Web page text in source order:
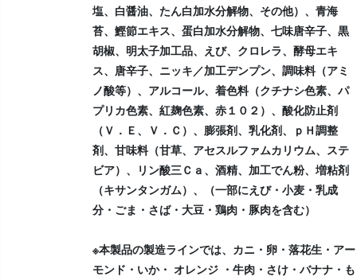
塩、白醤油、たん白加水分解物、その他）、青海
苔、鰹節エキス、蛋白加水分解物、七味唐辛子、黒
胡椒、明太子加工品、えび、クロレラ、酵母エキ
ス、唐辛子、ニッキ／加工デンプン、調味料（アミ
ノ酸等）、アルコール、着色料（クチナシ色素、パ
プリカ色素、紅麹色素、赤１０２）、酸化防止剤
（Ｖ．Ｅ、Ｖ．Ｃ）、膨張剤、乳化剤、ｐＨ調整
剤、甘味料（甘草、アセスルファムカリウム、ステ
ビア）、リン酸三Ｃａ、酒精、加工でん粉、増粘剤
（キサンタンガム）、（一部にえび・小麦・乳成
分・ごま・さば・大豆・鶏肉・豚肉を含む）
※本製品の製造ラインでは、カニ・卵・落花生・アー
モンド・いか・ オレンジ ・牛肉・さけ・バナナ・も